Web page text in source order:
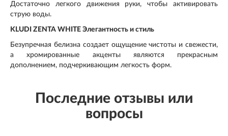
Достаточно легкого движения руки, чтобы активировать
струю воды.
KLUDI ZENTA WHITE Элегантность и стиль
Безупречная белизна создает ощущение чистоты и свежести,
а хромированные акценты являются прекрасным
дополнением, подчеркивающим легкость форм.
Последние отзывы или
вопросы